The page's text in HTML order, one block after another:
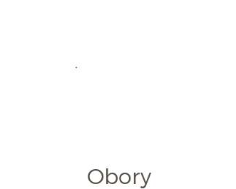
Obory